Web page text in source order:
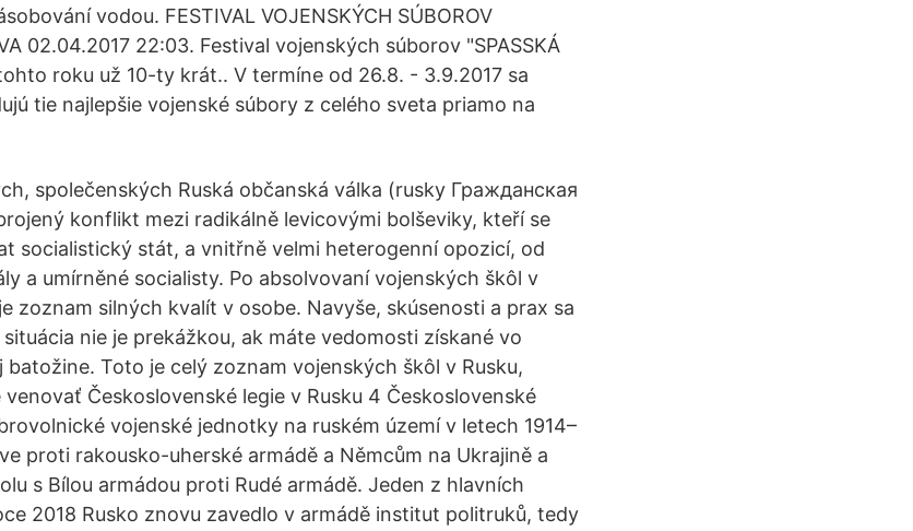
vodou. FESTIVAL VOJENSKÝCH SÚBOROV
02.04.2017 22:03. Festival vojenských súborov "SPASSKÁ
roku už 10-ty krát.. V termíne od 26.8. - 3.9.2017 sa
tie najlepšie vojenské súbory z celého sveta priamo na
společenských Ruská občanská válka (rusky Гражданская
konflikt mezi radikálně levicovými bolševiky, kteří se
socialistický stát, a vnitřně velmi heterogenní opozicí, od
a umírněné socialisty. Po absolvovaní vojenských škôl v
zoznam silných kvalít v osobe. Navyše, skúsenosti a prax sa
nie je prekážkou, ak máte vedomosti získané vo
batožine. Toto je celý zoznam vojenských škôl v Rusku,
Československé legie v Rusku 4 Československé
vojenské jednotky na ruském území v letech 1914–
proti rakousko-uherské armádě a Němcům na Ukrajině a
s Bílou armádou proti Rudé armádě. Jeden z hlavních
2018 Rusko znovu zavedlo v armádě institut politruků, tedy